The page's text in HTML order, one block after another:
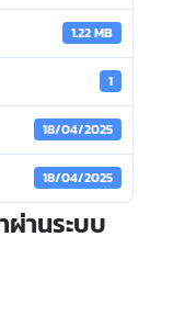
1.22 MB
1
18/04/2025
18/04/2025
ผ่านระบบ